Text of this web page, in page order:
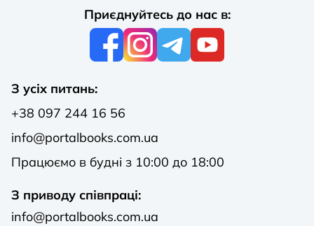
Приєднуйтесь до нас в:
З усіх питань:
+38 097 244 16 56
info@portalbooks.com.ua
Працюємо в будні з 10:00 до 18:00
З приводу співпраці:
info@portalbooks.com.ua